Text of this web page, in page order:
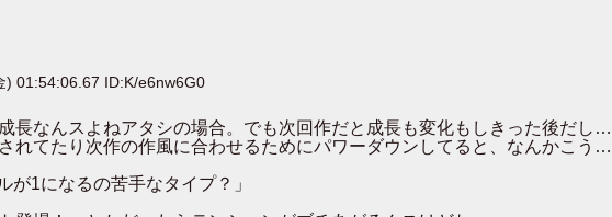
01:54:06.67 ID:K/e6nw6G0
長なんスよねアタシの場合。でも次回作だと成長も変化もしきった後だ
れてたり次作の作風に合わせるためにパワーダウンしてると、なんかこう
1になるの苦手なタイプ？」